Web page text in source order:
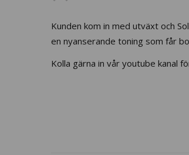
Kunden kom in med utväxt och
en nyanserande toning som får
Kolla gärna in vår youtube kanal